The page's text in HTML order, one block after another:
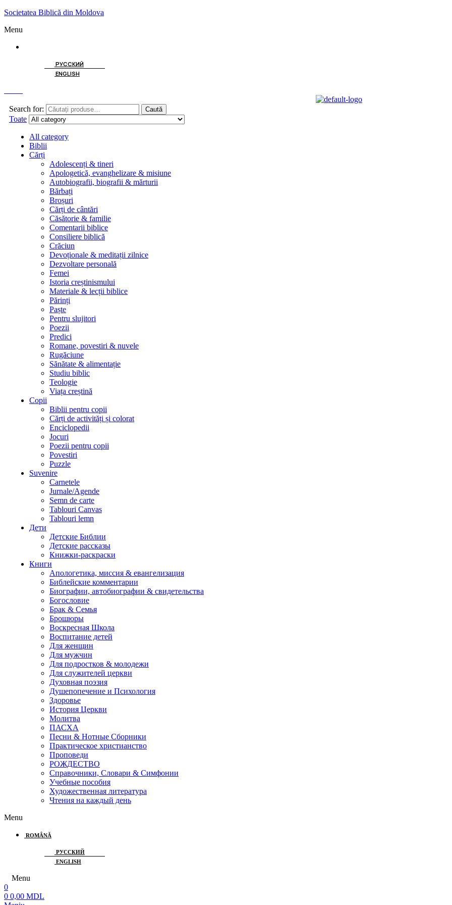
Societatea Biblică din Moldova
Menu
РУССКИЙ
ENGLISH
Search for: Caută
Toate
All category
Biblii
Cărți
Adolescenți & tineri
Apologetică, evanghelizare & misiune
Autobiografii, biografii & mărturii
Bărbați
Broșuri
Cărți de cântări
Căsătorie & familie
Comentarii biblice
Consiliere biblică
Crăciun
Devoționale & meditații zilnice
Dezvoltare personală
Femei
Istoria creștinismului
Materiale & lecții biblice
Părinți
Paște
Pentru slujitori
Poezii
Predici
Romane, povestiri & nuvele
Rugăciune
Sănătate & alimentație
Studiu biblic
Teologie
Viața creștină
Copii
Biblii pentru copii
Cărți de activități și colorat
Enciclopedii
Jocuri
Poezii pentru copii
Povestiri
Puzzle
Suvenire
Carnetele
Jurnale/Agende
Semn de carte
Tablouri Canvas
Tablouri lemn
Дети
Детские Библии
Детские рассказы
Книжки-раскраски
Книги
Апологетика, миссия & евангелизация
Библейские комментарии
Биографии, автобиографии & свидетельства
Богословие
Брак & Семья
Брошюры
Воскресная Школа
Воспитание детей
Для женщин
Для мужчин
Для подростков & молодежи
Для служителей церкви
Духовная поэзия
Душепопечение и Психология
Здоровье
История Церкви
Молитва
ПАСХА
Песни & Нотные Сборники
Практическое христианство
Проповеди
РОЖДЕСТВО
Справочники, Словари & Симфонии
Учебные пособия
Художественная литература
Чтения на каждый день
Menu
ROMÂNĂ
РУССКИЙ
ENGLISH
Menu
0
0 0,00 MDL